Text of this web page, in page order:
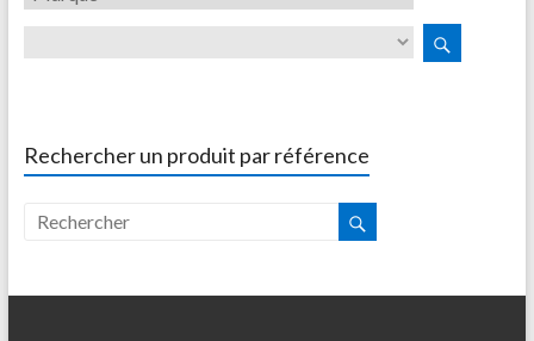
Rechercher un produit par référence